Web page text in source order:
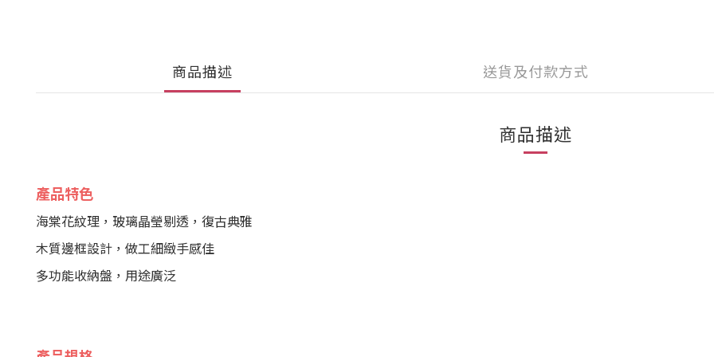
商品描述 送貨及付款方式
商品描述
產品特色
海棠花紋理，玻璃晶瑩剔透，復古典雅
木質邊框設計，做工細緻手感佳
多功能收納盤，用途廣泛